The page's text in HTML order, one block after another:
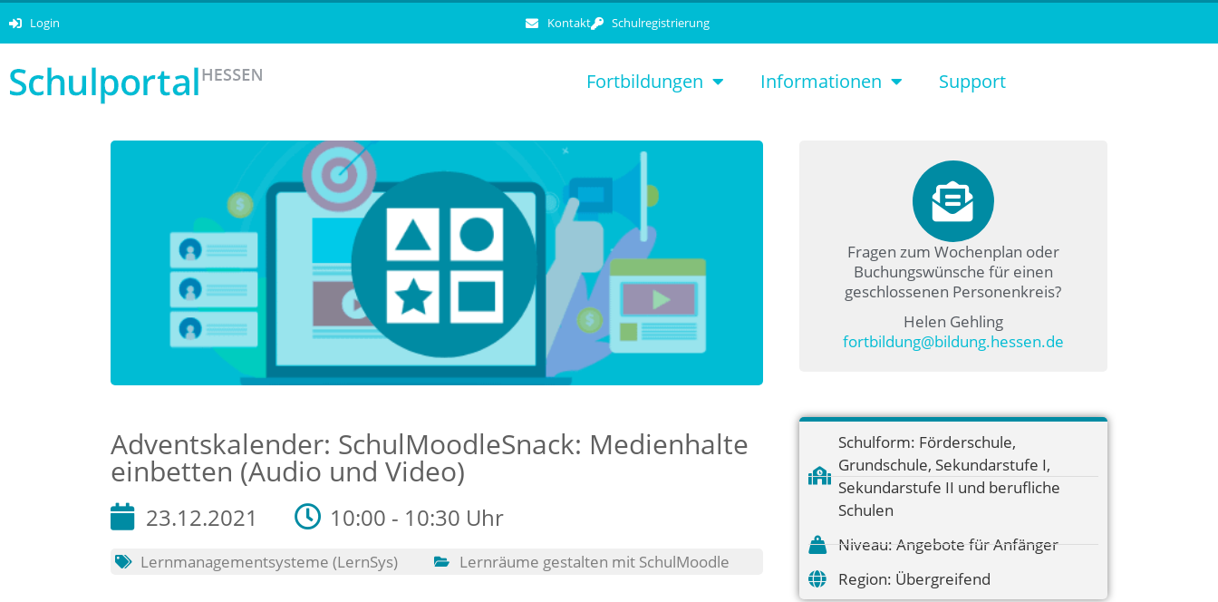
Login Kontakt Schulregistrierung
Fortbildungen Informationen Support
Adventskalender: SchulMoodleSnack: Medienhalte
einbetten (Audio und Video)
23.12.2021 10:00 - 10:30 Uhr
Lernmanagementsysteme (LernSys) Lernräume gestalten mit SchulMoodle
Fragen zum Wochenplan oder
Buchungswünsche für einen
geschlossenen Personenkreis?
Helen Gehling
fortbildung@bildung.hessen.de
Schulform: Förderschule,
Grundschule, Sekundarstufe I,
Sekundarstufe II und berufliche
Schulen
Niveau: Angebote für Anfänger
Region: Übergreifend